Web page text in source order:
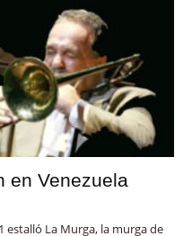
en Venezuela
estalló La Murga, la murga de